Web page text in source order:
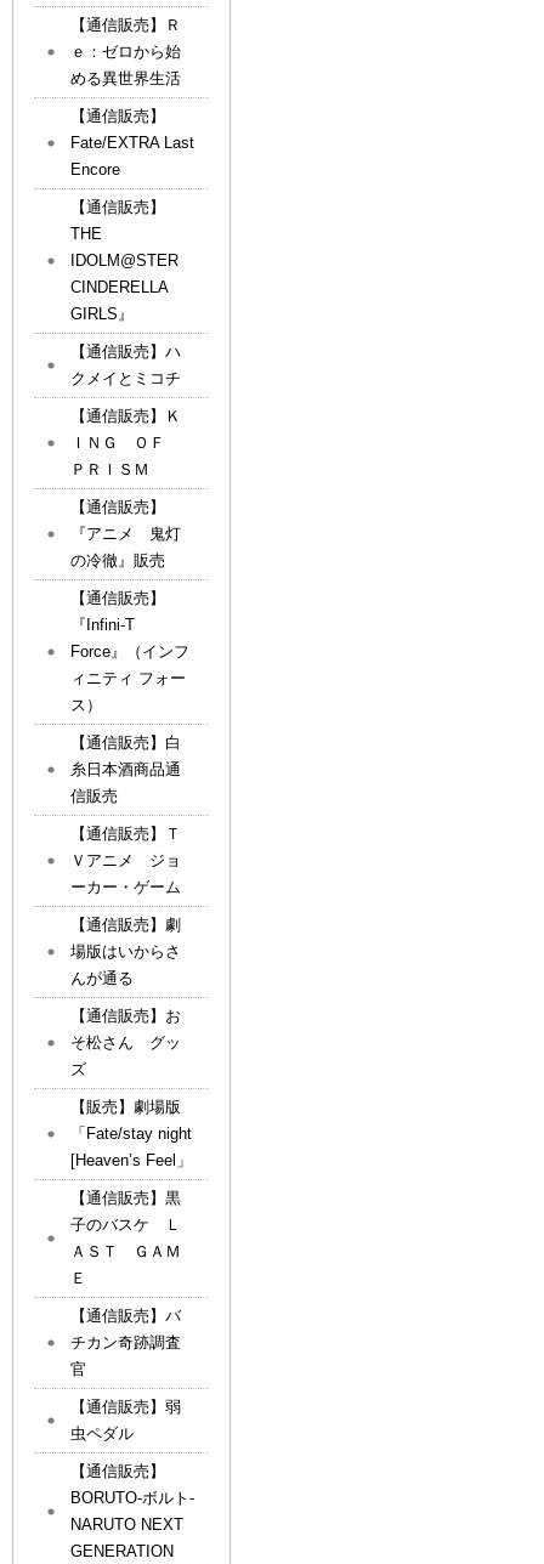
【通信販売】Ｒ
ｅ：ゼロから始
める異世界生活
【通信販売】
Fate/EXTRA Last
Encore
【通信販売】
THE
IDOLM@STER
CINDERELLA
GIRLS』
【通信販売】ハ
クメイとミコチ
【通信販売】Ｋ
ＩＮＧ ＯＦ
ＰＲＩＳＭ
【通信販売】
『アニメ 鬼灯
の冷徹』販売
【通信販売】
『Infini-T
Force』（インフ
ィニティ フォー
ス）
【通信販売】白
糸日本酒商品通
信販売
【通信販売】Ｔ
Ｖアニメ ジョ
ーカー・ゲーム
【通信販売】劇
場版はいからさ
んが通る
【通信販売】お
そ松さん グッ
ズ
【販売】劇場版
「Fate/stay night
[Heaven’s Feel」
【通信販売】黒
子のバスケ Ｌ
ＡＳＴ ＧＡＭ
Ｅ
【通信販売】バ
チカン奇跡調査
官
【通信販売】弱
虫ペダル
【通信販売】
BORUTO-ボルト-
NARUTO NEXT
GENERATION